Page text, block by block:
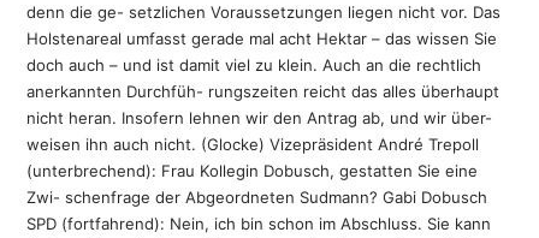
denn die ge- setzlichen Voraussetzungen liegen nicht vor. Das
Holstenareal umfasst gerade mal acht Hektar – das wissen Sie
doch auch – und ist damit viel zu klein. Auch an die rechtlich
anerkannten Durchfüh- rungszeiten reicht das alles überhaupt
nicht heran. Insofern lehnen wir den Antrag ab, und wir über-
weisen ihn auch nicht. (Glocke) Vizepräsident André Trepoll
(unterbrechend): Frau Kollegin Dobusch, gestatten Sie eine
Zwi- schenfrage der Abgeordneten Sudmann? Gabi Dobusch
SPD (fortfahrend): Nein, ich bin schon im Abschluss. Sie kann